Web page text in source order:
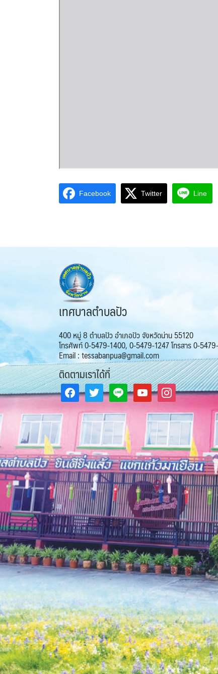
Facebook Twitter Line
เทศบาลตำบลปัว
400 หมู่ 8 ตำบลปัว อำเภอปัว จังหวัดน่าน 55120
โทรศัพท์ 0-5479-1400, 0-5479-1247 โทรสาร 0-
Email : tessabanpua@gmail.com
ติดตามเราได้ที่
facebooktwitter line youtubeinstagram